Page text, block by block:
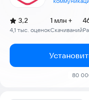
Рейтинг:
3,2
(
4,1 тыс. оценок
)
Скачиваний
1 млн +
80